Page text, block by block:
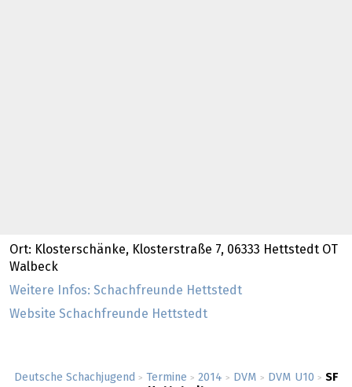
Deutsche Schachjugend > Termine > 2014 > DVM > DVM U10 > SF
Ort: Klosterschänke, Klosterstraße 7, 06333 Hettstedt OT
Walbeck
Weitere Infos: Schachfreunde Hettstedt
Website Schachfreunde Hettstedt